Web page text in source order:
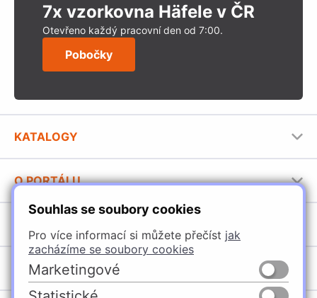
Souhlas se soubory cookies
Pro více informací si můžete přečíst jak
zacházíme se soubory cookies
Marketingové
7x vzorkovna Häfele v ČR
Otevřeno každý pracovní den od 7:00.
Pobočky
KATALOGY
Stavební katalog Häfele
Brožury Häfele
O PORTÁLU
Provozovatel portálu
Jak používat portál
Úchytky
Nábytkové kování
POBOČKY